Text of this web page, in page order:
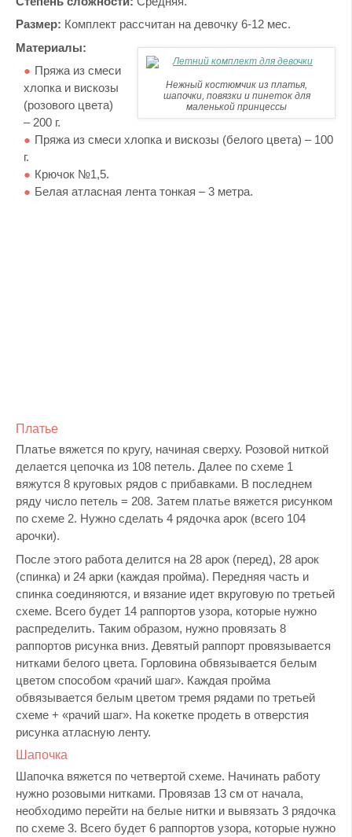
Размер: Комплект рассчитан на девочку 6-12 мес.
Нежный костюмчик из платья,
шапочки, повязки и пинеток для
маленькой принцессы
Материалы:
Пряжа из смеси
хлопка и вискозы
(розового цвета)
– 200 г.
Пряжа из смеси хлопка и вискозы (белого цвета) – 100
г.
Крючок №1,5.
Белая атласная лента тонкая – 3 метра.
Платье
Платье вяжется по кругу, начиная сверху. Розовой ниткой
делается цепочка из 108 петель. Далее по схеме 1
вяжутся 8 круговых рядов с прибавками. В последнем
ряду число петель = 208. Затем платье вяжется рисунком
по схеме 2. Нужно сделать 4 рядочка арок (всего 104
арочки).
После этого работа делится на 28 арок (перед), 28 арок
(спинка) и 24 арки (каждая пройма). Передняя часть и
спинка соединяются, и вязание идет вкруговую по третьей
схеме. Всего будет 14 раппортов узора, которые нужно
распределить. Таким образом, нужно провязать 8
раппортов рисунка вниз. Девятый раппорт провязывается
нитками белого цвета. Горловина обвязывается белым
цветом способом «рачий шаг». Каждая пройма
обвязывается белым цветом тремя рядами по третьей
схеме + «рачий шаг». На кокетке продеть в отверстия
рисунка атласную ленту.
Шапочка
Шапочка вяжется по четвертой схеме. Начинать работу
нужно розовыми нитками. Провязав 13 см от начала,
необходимо перейти на белые нитки и вывязать 3 рядочка
по схеме 3. Всего будет 6 раппортов узора, которые нужно